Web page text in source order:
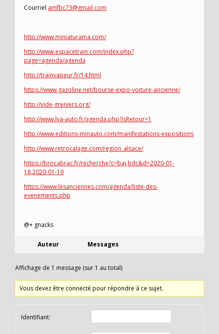
Courriel amfbc73@gmail.com
http://www.miniaturama.com/
http://www.espacetrain.com/index.php?
page=agenda/agenda
http://trainvapeur.fr/14.html
https://www.gazoline.net/bourse-expo-voiture-ancienne/
http://vide-greniers.org/
http://www.lva-auto.fr/agenda.php?isRetour=1
http://www.editions-minauto.com/manifestations-expositions
http://www.retrocalage.com/region_alsace/
https://brocabrac.fr/recherche?c=baj,bdc&d=2020-01-
18,2020-01-19
https://www.lesanciennes.com/agenda/liste-des-
evenements.php
@+ gnacks
Auteur Messages
Affichage de 1 message (sur 1 au total)
Vous devez être connecté pour répondre à ce sujet.
Identifiant: